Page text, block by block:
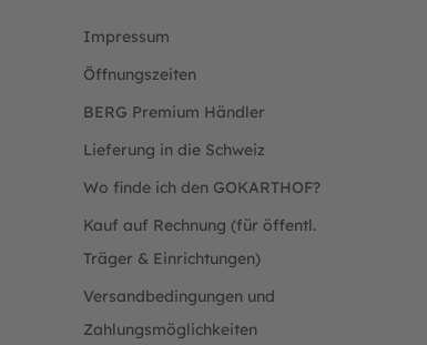
Impressum
Öffnungszeiten
BERG Premium Händler
Lieferung in die Schweiz
Wo finde ich den GOKARTHOF?
Kauf auf Rechnung (für öffentl.
Träger & Einrichtungen)
Versandbedingungen und
Zahlungsmöglichkeiten